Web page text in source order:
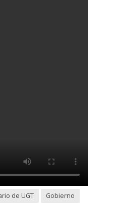
de UGT
Gobierno